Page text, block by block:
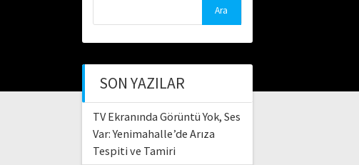
SON YAZILAR
TV Ekranında Görüntü Yok, Ses
Var: Yenimahalle’de Arıza
Tespiti ve Tamiri